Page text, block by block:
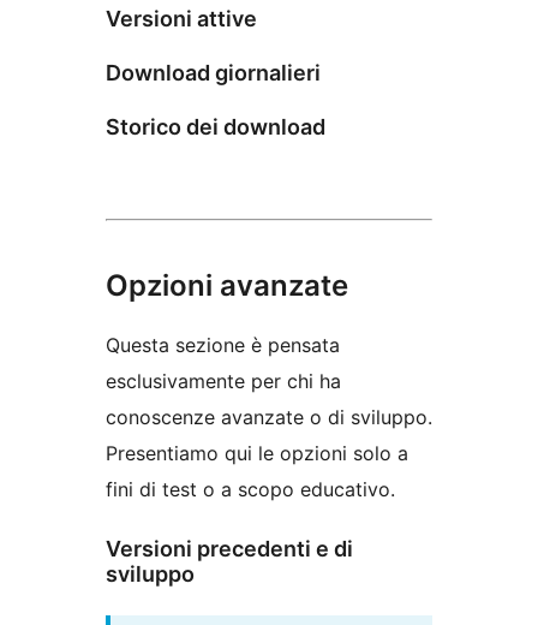
Versioni attive
Download giornalieri
Storico dei download
Opzioni avanzate
Questa sezione è pensata
esclusivamente per chi ha
conoscenze avanzate o di sviluppo.
Presentiamo qui le opzioni solo a
fini di test o a scopo educativo.
Versioni precedenti e di
sviluppo